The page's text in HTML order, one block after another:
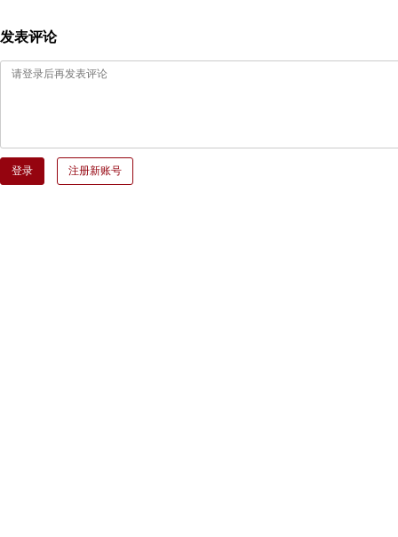
发表评论
登录 注册新账号